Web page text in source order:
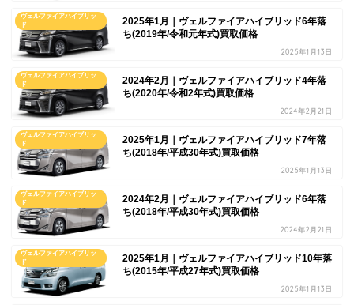
ヴェルファイアハイブリッ
ド
2025年1月｜ヴェルファイアハイブリッド6年落
ち(2019年/令和元年式)買取価格
2025年1月13日
ヴェルファイアハイブリッ
ド
2024年2月｜ヴェルファイアハイブリッド4年落
ち(2020年/令和2年式)買取価格
2024年2月21日
ヴェルファイアハイブリッ
ド
2025年1月｜ヴェルファイアハイブリッド7年落
ち(2018年/平成30年式)買取価格
2025年1月13日
ヴェルファイアハイブリッ
ド
2024年2月｜ヴェルファイアハイブリッド6年落
ち(2018年/平成30年式)買取価格
2024年2月21日
ヴェルファイアハイブリッ
ド
2025年1月｜ヴェルファイアハイブリッド10年落
ち(2015年/平成27年式)買取価格
2025年1月13日